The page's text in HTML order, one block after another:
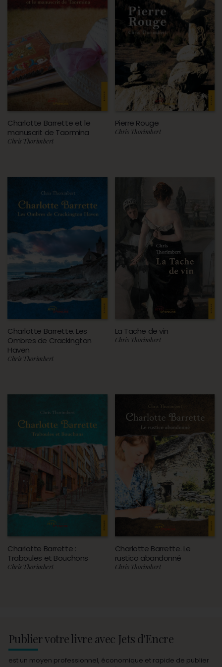
Charlotte Barrette et le
manuscrit de Taormina
Chris Thorimbert
Pierre Rouge
Chris Thorimbert
Charlotte Barrette. Les
Ombres de Crackington
Haven
Chris Thorimbert
La Tache de vin
Chris Thorimbert
Charlotte Barrette :
Traboules et Bouchons
Chris Thorimbert
Charlotte Barrette. Le
rustico abandonné
Chris Thorimbert
Publier votre livre avec Jets d'Encre
est un moyen professionnel, économique et rapide de publier